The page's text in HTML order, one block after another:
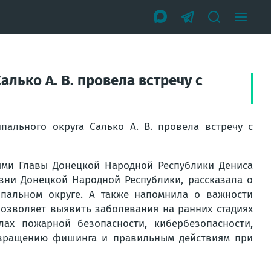
А. В. провела встречу с
округа Салько А. В. провела встречу с
Главы Донецкой Народной Республики Дениса
Донецкой Народной Республики, рассказала о
округе. А также напомнила о важности
выявить заболевания на ранних стадиях
пожарной безопасности, кибербезопасности,
фишинга и правильным действиям при